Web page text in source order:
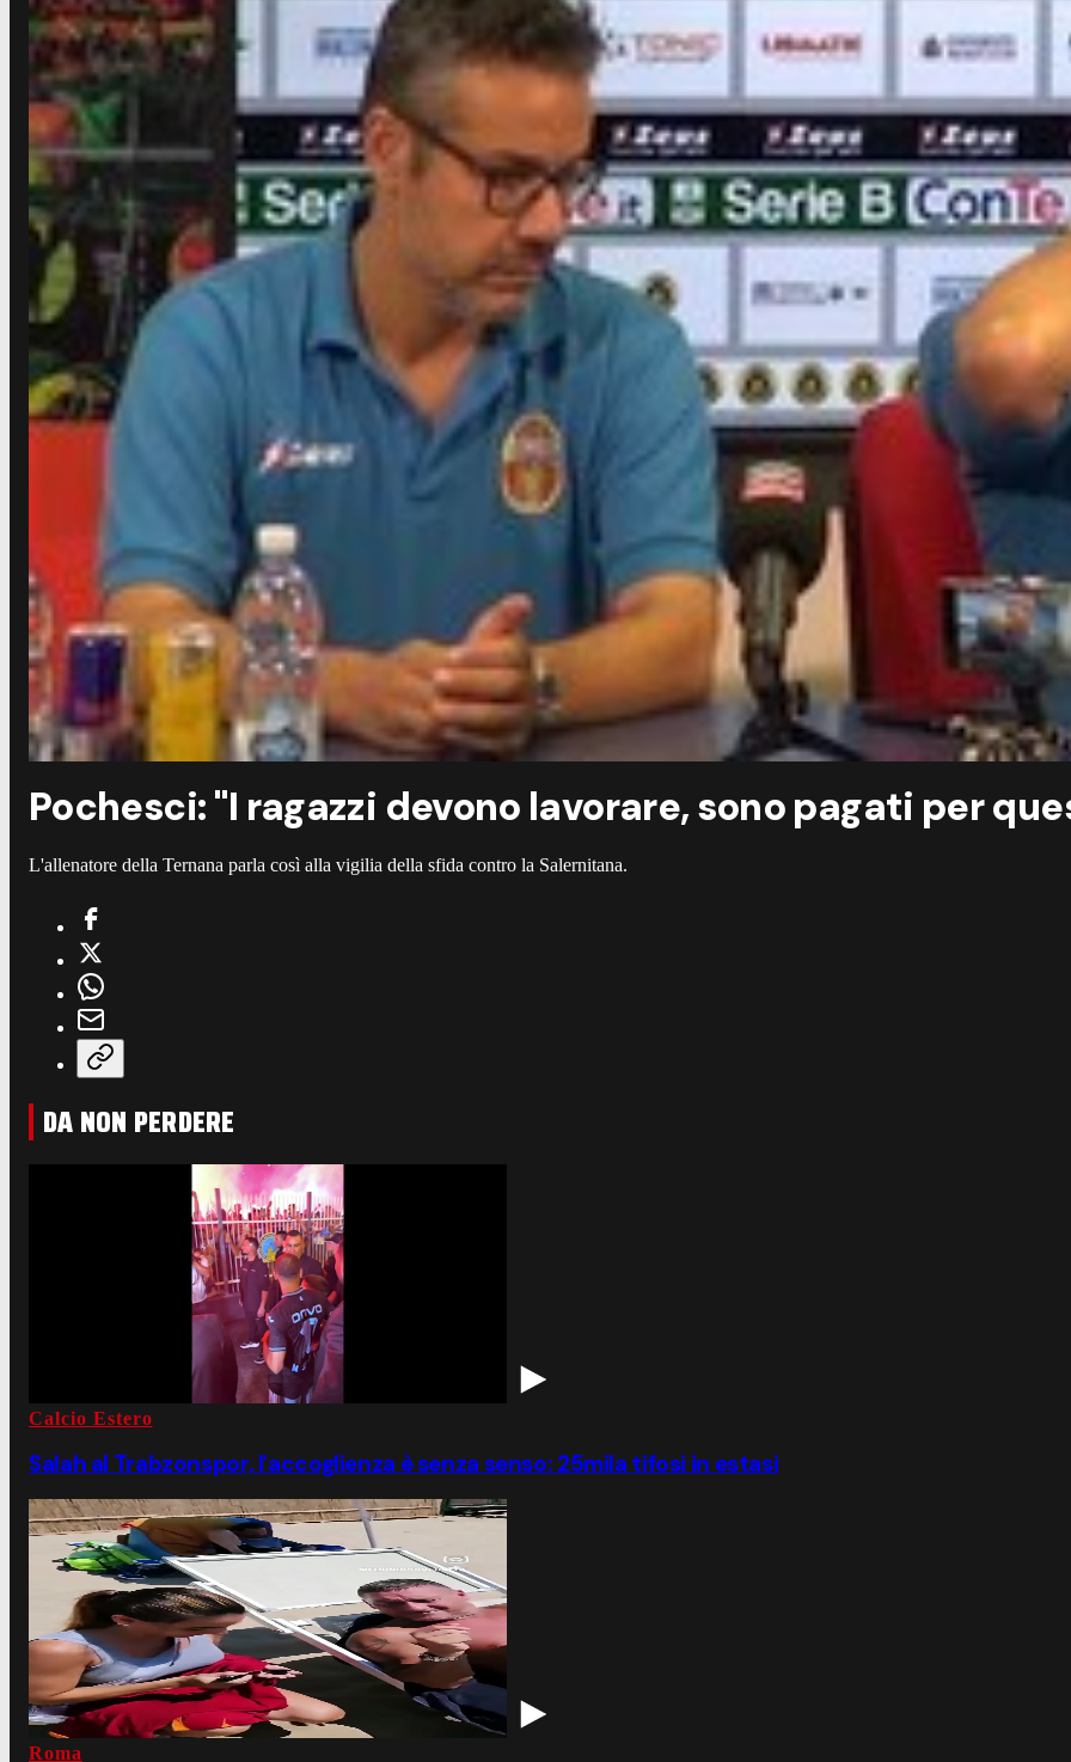
Pochesci: "I ragazzi devono lavorare, sono pagati per
L'allenatore della Ternana parla così alla vigilia della sfida contro la Salernitana.
DA NON PERDERE
Calcio Estero
Salah al Trabzonspor, l'accoglienza è senza senso: 25mila tifosi in estasi
Roma